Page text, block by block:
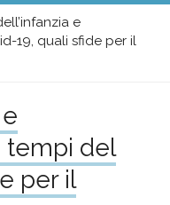
e
19, quali sfide per il
tempi del
per il